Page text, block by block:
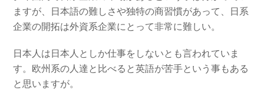
ますが、日本語の難しさや独特の商習慣があって、日系
企業の開拓は外資系企業にとって非常に難しい。
日本人は日本人としか仕事をしないとも言われていま
す。欧州系の人達と比べると英語が苦手という事もある
と思いますが。